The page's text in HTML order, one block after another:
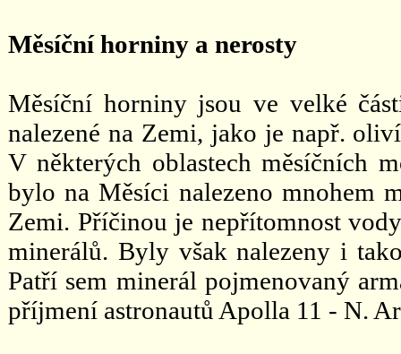
Měsíční horniny a nerosty
Měsíční horniny jsou ve velké
nalezené na Zemi, jako je např.
V některých oblastech měsíčních
bylo na Měsíci nalezeno mnohem
Zemi. Příčinou je nepřítomnost
minerálů. Byly však nalezeny i
Patří sem minerál pojmenovaný
příjmení astronautů Apolla 11 - N.